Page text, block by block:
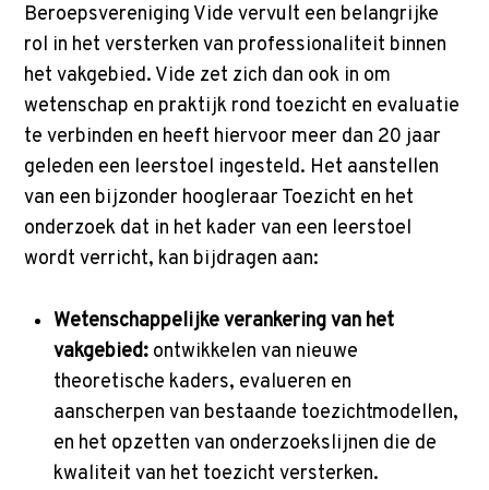
v
i
g
a
t
i
o
n
J
m
Beroepsvereniging Vide vervult een belangrijke
rol in het versterken van professionaliteit binnen
het vakgebied. Vide zet zich dan ook in om
wetenschap en praktijk rond toezicht en evaluatie
te verbinden en heeft hiervoor meer dan 20 jaar
geleden een leerstoel ingesteld. Het aanstellen
van een bijzonder hoogleraar Toezicht en het
onderzoek dat in het kader van een leerstoel
wordt verricht, kan bijdragen aan:
Wetenschappelijke verankering van het
vakgebied: ontwikkelen van nieuwe
theoretische kaders, evalueren en
aanscherpen van bestaande toezichtmodellen,
en het opzetten van onderzoekslijnen die de
kwaliteit van het toezicht versterken.